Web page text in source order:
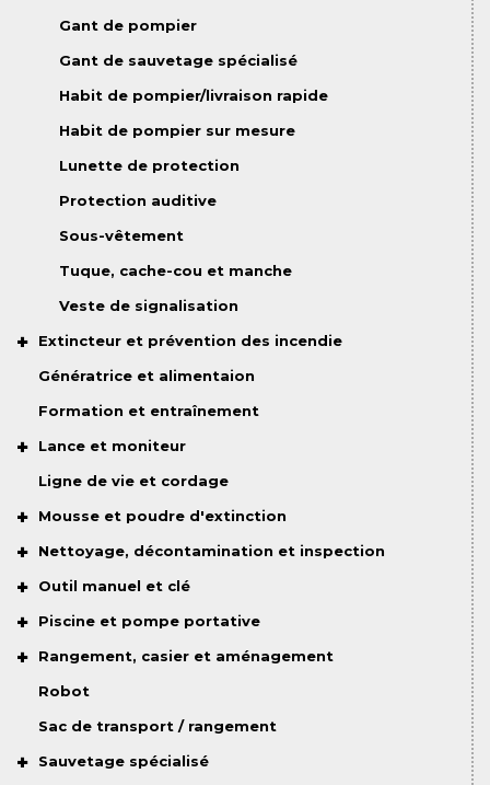
Gant de pompier
Gant de sauvetage spécialisé
Habit de pompier/livraison rapide
Habit de pompier sur mesure
Lunette de protection
Protection auditive
Sous-vêtement
Tuque, cache-cou et manche
Veste de signalisation
Extincteur et prévention des incendie
Génératrice et alimentaion
Formation et entraînement
Lance et moniteur
Ligne de vie et cordage
Mousse et poudre d'extinction
Nettoyage, décontamination et inspection
Outil manuel et clé
Piscine et pompe portative
Rangement, casier et aménagement
Robot
Sac de transport / rangement
Sauvetage spécialisé